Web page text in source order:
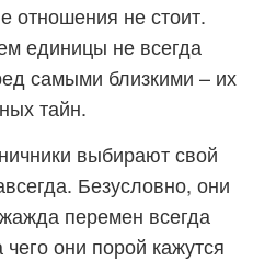
не стоит.
единицы не всегда
самыми близкими – их
тайн.
выбирают свой
Безусловно, они
перемен всегда
они порой кажутся